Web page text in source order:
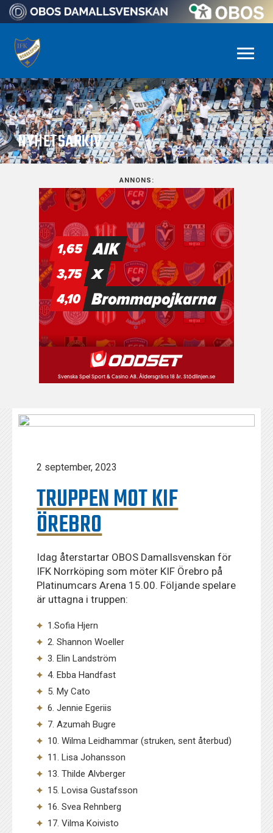
NYHETSARKIV
ANNONS:
2 september, 2023
TRUPPEN MOT KIF
ÖREBRO
Idag återstartar OBOS Damallsvenskan för
IFK Norrköping som möter KIF Örebro på
Platinumcars Arena 15.00. Följande spelare
är uttagna i truppen:
1.Sofia Hjern
2. Shannon Woeller
3. Elin Landström
4. Ebba Handfast
5. My Cato
6. Jennie Egeriis
7. Azumah Bugre
10. Wilma Leidhammar (struken, sent återbud)
11. Lisa Johansson
13. Thilde Alvberger
15. Lovisa Gustafsson
16. Svea Rehnberg
17. Vilma Koivisto